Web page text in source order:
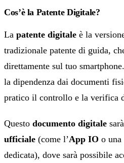
Cos’è la Patente Digitale?
La patente digitale è la
tradizionale patente di guida,
direttamente sul tuo
la dipendenza dai documenti
pratico il controllo e la verifica
Questo documento digitale
ufficiale (come l’App IO o
dedicata), dove sarà possibile